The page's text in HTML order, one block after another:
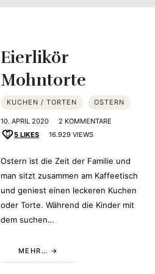
zeigt
Ihren
Eierlikör
Mohntorte
KUCHEN / TORTEN OSTERN
10. APRIL 2020
2 KOMMENTARE
5 LIKES 16.929 VIEWS
Ostern ist die Zeit der Familie und
man sitzt zusammen am Kaffeetisch
und geniest einen leckeren Kuchen
oder Torte. Während die Kinder mit
dem suchen…
MEHR…